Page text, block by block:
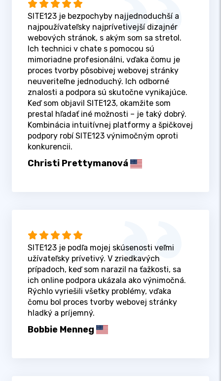
SITE123 je bezpochyby najjednoduchší a
najpoužívateľsky najprívetivejší dizajnér
webových stránok, s akým som sa stretol.
Ich technici v chate s pomocou sú
mimoriadne profesionálni, vďaka čomu je
proces tvorby pôsobivej webovej stránky
neuveriteľne jednoduchý. Ich odborné
znalosti a podpora sú skutočne vynikajúce.
Keď som objavil SITE123, okamžite som
prestal hľadať iné možnosti – je taký dobrý.
Kombinácia intuitívnej platformy a špičkovej
podpory robí SITE123 výnimočným oproti
konkurencii.
Christi Prettymanová
SITE123 je podľa mojej skúsenosti veľmi
užívateľsky prívetivý. V zriedkavých
prípadoch, keď som narazil na ťažkosti, sa
ich online podpora ukázala ako výnimočná.
Rýchlo vyriešili všetky problémy, vďaka
čomu bol proces tvorby webovej stránky
hladký a príjemný.
Bobbie Menneg